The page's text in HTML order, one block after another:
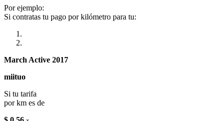
Por ejemplo:
Si contratas tu pago por kilómetro para tu:
March Active 2017
miituo
Si tu tarifa
por km es de